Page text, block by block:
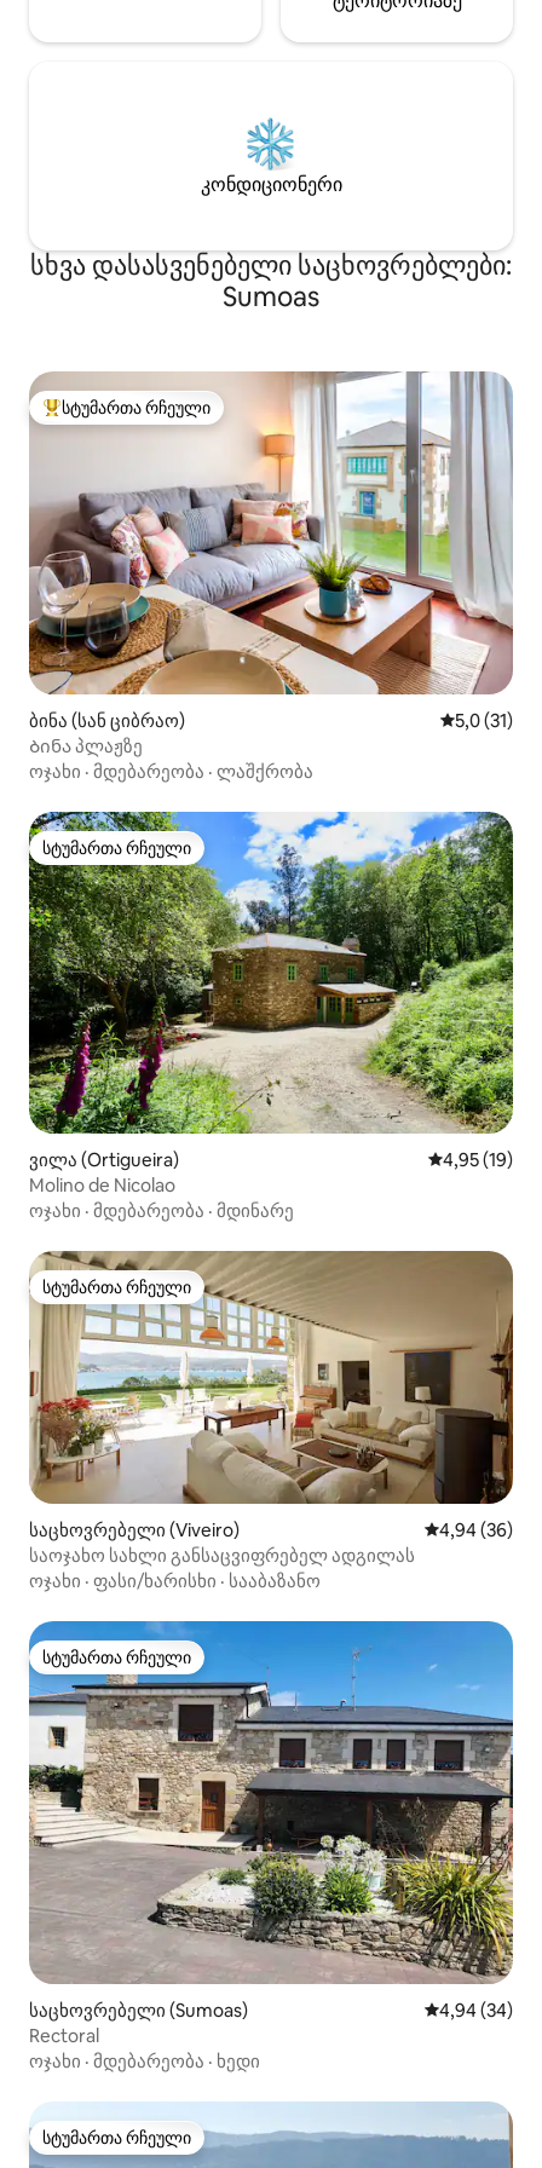
კონდიციონერი
სხვა დასასვენებელი საცხოვრებლები:
Sumoas
სტუმართა რჩეული მოწინავე ვარიანტი
სტუმართა რჩეული
ბინა (სან ციბრაო) საშუალო
5,0 (31)
Ბინა პლაჟზე
ოჯახი · მდებარეობა · ლაშქრობა
სტუმართა რჩეული
სტუმართა რჩეული
ვილა (Ortigueira) საშუალო
4,95 (19)
Molino de Nicolao
ოჯახი · მდებარეობა · მდინარე
სტუმართა რჩეული
სტუმართა რჩეული
საცხოვრებელი (Viveiro) საშუალო
4,94 (36)
საოჯახო სახლი განსაცვიფრებელ ადგილას
ოჯახი · ფასი/ხარისხი · სააბაზანო
სტუმართა რჩეული
სტუმართა რჩეული
საცხოვრებელი (Sumoas) საშუალო
4,94 (34)
Rectoral
ოჯახი · მდებარეობა · ხედი
სტუმართა რჩეული
სტუმართა რჩეული